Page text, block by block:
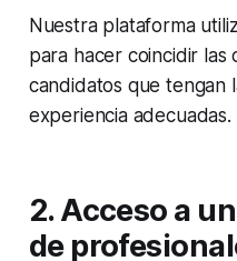
Nuestra plataforma
para hacer coincidir
candidatos que tengan
experiencia adecuadas.
2. Acceso a
de